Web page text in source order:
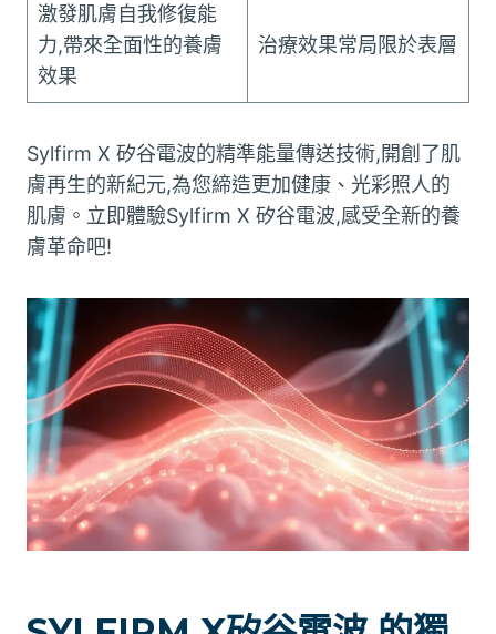
激發肌膚自我修復能
力,帶來全面性的養膚
效果
治療效果常局限於表層
Sylfirm X 矽谷電波的精準能量傳送技術,開創了肌
膚再生的新紀元,為您締造更加健康、光彩照人的
肌膚。立即體驗Sylfirm X 矽谷電波,感受全新的養
膚革命吧!